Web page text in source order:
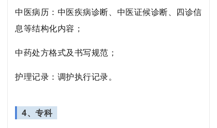
中医病历：中医疾病诊断、中医证候诊断、四诊信
息等结构化内容；
中药处方格式及书写规范；
护理记录：调护执行记录。
4、专科